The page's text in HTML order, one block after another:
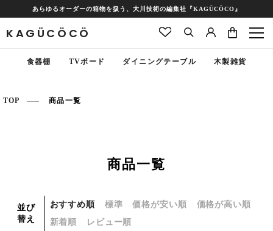
あらゆるオーダーの箱物を扱う、大川技術の編集社『KAGÜCÖCO』
KAGÜCÖCÖ
食器棚 TVボード ダイニングテーブル 木製雑貨
TOP 商品一覧
商品一覧
並び
替え
おすすめ順 標準 価格が安い順
価格が高い順
新着順
レビュー順